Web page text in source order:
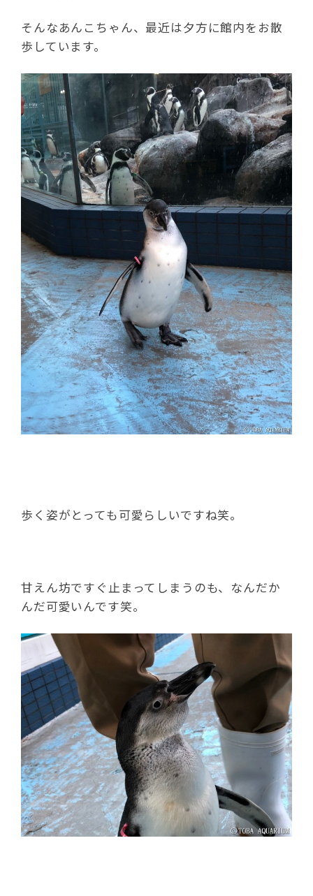
そんなあんこちゃん、最近は夕方に館内をお散
歩しています。
歩く姿がとっても可愛らしいですね笑。
甘えん坊ですぐ止まってしまうのも、なんだか
んだ可愛いんです笑。